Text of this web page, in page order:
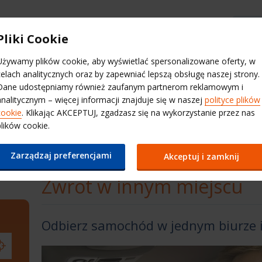
Wynajem dla
firm
QuickPass Kontakt Miles & More
dla
Dodatkowy
Super Cover
W jedną
stronę
Zwrot w innym miejscu
Odbierz samochód w jednym
Cookie
plików cookie, aby wyświetlać spersonalizowane oferty, w
analitycznych oraz by zapewniać lepszą obsługę naszej strony.
udostępniamy również zaufanym partnerom reklamowym i
– więcej informacji znajduje się w naszej polityce plików
. Klikając AKCEPTUJ, zgadzasz się na wykorzystanie przez nas
cookie.
Zarządzaj preferencjami Akceptuj i zamknij